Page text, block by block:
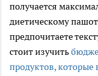
получается
диетическому
предпочитаете
стоит изучить
продуктов, которые